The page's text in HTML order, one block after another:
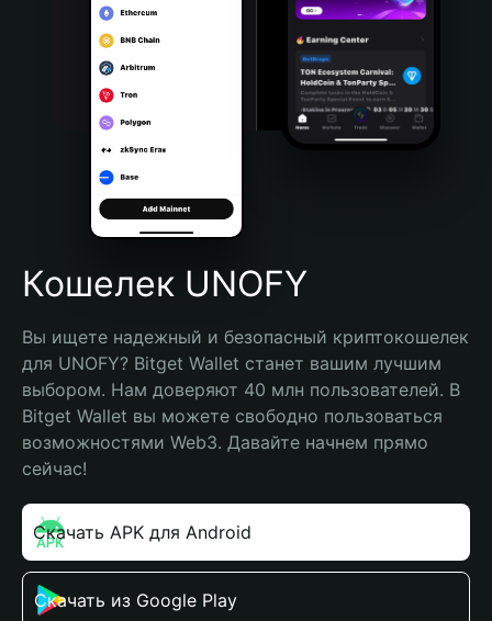
Português (Portugal)
Bahasa Indonesia
Português (Brasil)
Español (Argentina)
Кошелек UNOFY
Вы ищете надежный и безопасный криптокошелек
для UNOFY? Bitget Wallet станет вашим лучшим
выбором. Нам доверяют 40 млн пользователей. В
Bitget Wallet вы можете свободно пользоваться
возможностями Web3. Давайте начнем прямо
сейчас!
Скачать APK для Android
Скачать из Google Play